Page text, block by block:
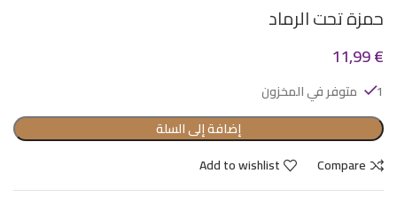
حمزة تحت الرماد
11,99€
1 متوفر في المخزون
إضافة إلى السلة
Compare
Add to wishlist